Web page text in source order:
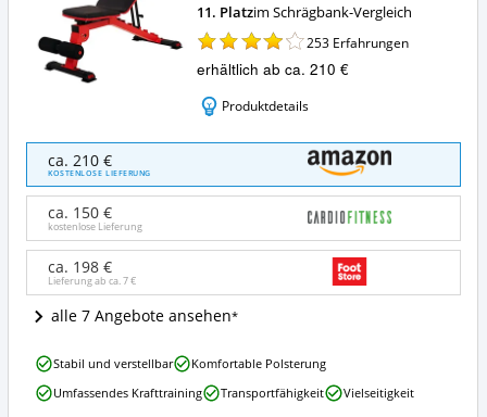
11. Platzim Schrägbank-Vergleich
253 Erfahrungen
erhältlich ab ca. 210 €
Produktdetails
UFC
Hantelbank
Deluxe
FID
Bench
bis
454kg
belastbar
Angebote:
Wo
diese
Schrägbank
erhältlich?
ca. 210 €
KOSTENLOSE LIEFERUNG
ca. 150 €
kostenlose Lieferung
ca. 198 €
Lieferung ab ca.7 €
alle 7 Angebote ansehen
UFC
Hantelbank
Deluxe
Stabil und verstellbar
Komfortable Polsterung
Umfassendes Krafttraining
Transportfähigkeit Vielseitigkeit